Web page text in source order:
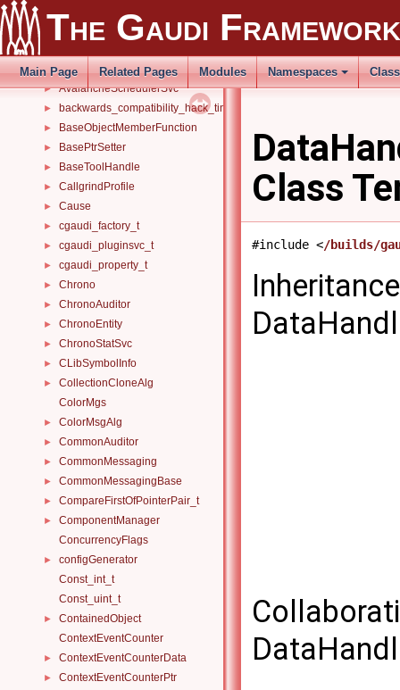
The Gaudi Framework
Main Page Related Pages Modules Namespaces
Auditor
► AuditorTestAlg
► AvalancheSchedulerSvc
► backwards_compatibility_hack_time_timespan
► BaseObjectMemberFunction
► BasePtrSetter
► BaseToolHandle
► CallgrindProfile
► Cause
► cgaudi_factory_t
► cgaudi_pluginsvc_t
► cgaudi_property_t
► Chrono
► ChronoAuditor
► ChronoEntity
► ChronoStatSvc
► CLibSymbolInfo
►
CollectionCloneAlg
ColorMgs
► ColorMsgAlg
► CommonAuditor
► CommonMessaging
► CommonMessagingBase
► CompareFirstOfPointerPair_t
►
ComponentManager
ConcurrencyFlags
►
configGenerator
Const_int_t
Const_uint_t
►
ContainedObject
ContextEventCounter
► ContextEventCounterData
► ContextEventCounterPtr
Class
#include </builds/